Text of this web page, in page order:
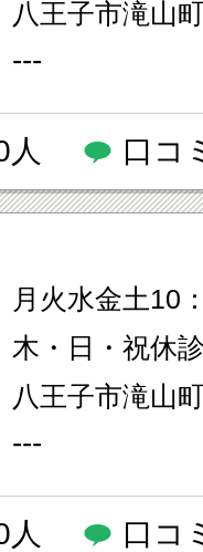
八王子市滝山
---
口コ
月火水金土
月火水金土14
木・日・祝休
八王子市滝山
---
口コ